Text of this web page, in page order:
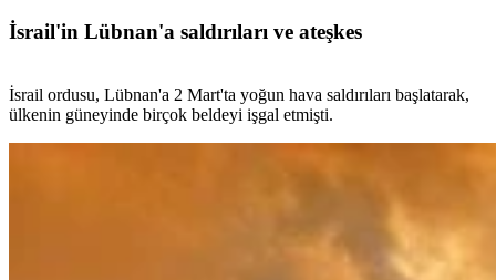
İsrail'in Lübnan'a saldırıları ve ateşkes
İsrail ordusu, Lübnan'a 2 Mart'ta yoğun hava saldırıları başlatarak,
ülkenin güneyinde birçok beldeyi işgal etmişti.